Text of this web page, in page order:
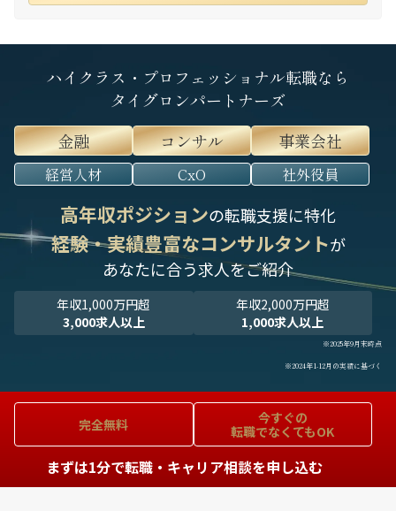
ハイクラス・プロフェッショナル転職なら
タイグロンパートナーズ
金融
コンサル 事業会社
経営人材 CxO 社外役員
高年収ポジションの転職支援に特化
経験・実績豊富なコンサルタントが
あなたに合う求人をご紹介
年収1,000万円超
3,000求人以上
年収2,000万円超
1,000求人以上
※2025年9月末時点
※2024年1-12月の実績に基づく
完全無料
今すぐの
転職でなくてもOK
まずは1分で転職・キャリア相談を申し込む